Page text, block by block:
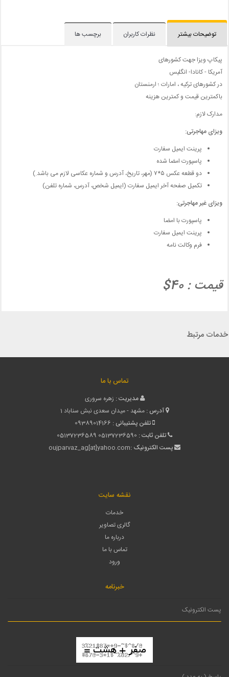
توضیحات بیشتر نظرات کاربران برچسب ها
پیکاپ ویزا جهت کشورهای
آمریکا - کانادا- انگلیس
در کشورهای ترکیه ، امارات ؛ ارمنستان
باکمترین قیمت و کمترین هزینه
مدارک لازم:
ویزای مهاجرتی:
پرینت ایمیل سفارت
پاسپورت امضا شده
دو قطعه عکس ۵*۷ (مهر، تاریخ، آدرس و شماره عکاسی لازم می باشد.)
تکمیل صفحه آخر ایمیل سفارت (ایمیل شخص، آدرس، شماره تلفن)
ویزای غیر مهاجرتی:
پاسپورت با امضا
پرینت ایمیل سفارت
فرم وکالت نامه
قیمت : 40$
خدمات مرتبط
تماس با ما
مدیریت : زهره سروری
آدرس : مشهد - میدان سعدی نبش سناباد 1
تلفن پشتیبانی : 09389014166
تلفن ثابت : 05137236590
05137236589
پست الکترونیک :oujparvaz_ag[at]yahoo.com
نقشه سایت
خدمات
گالری تصاویر
درباره ما
تماس با ما
ورود
خبرنامه